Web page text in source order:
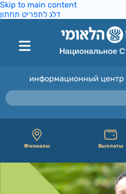
Skip to main content
דלג לתפריט תחתון
информационный центр
Филиалы Выплаты